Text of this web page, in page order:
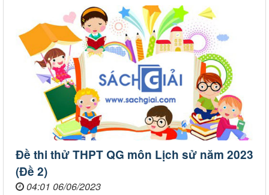
Đề thi thử THPT QG môn Lịch sử năm 2023
(Đề 2)
04:01 06/06/2023